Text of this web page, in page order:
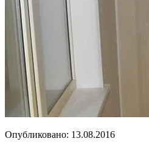
Опубликовано: 13.08.2016